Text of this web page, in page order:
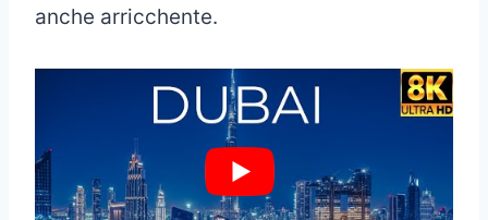
anche arricchente.